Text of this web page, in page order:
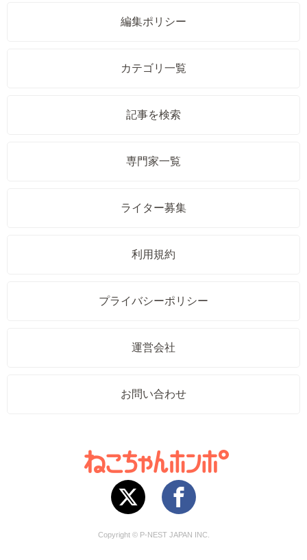
編集ポリシー
カテゴリ一覧
記事を検索
専門家一覧
ライター募集
利用規約
プライバシーポリシー
運営会社
お問い合わせ
Copyright © P-NEST JAPAN INC.